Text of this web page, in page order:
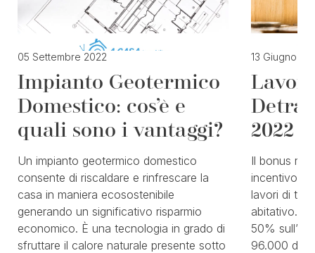
05 Settembre 2022
Impianto Geotermico
Domestico: cos’è e
quali sono i vantaggi?
Un impianto geotermico domestico
consente di riscaldare e rinfrescare la
casa in maniera ecosostenibile
generando un significativo risparmio
economico. È una tecnologia in grado di
sfruttare il calore naturale presente sotto
13 Giugno
Lavori
2022
Il bonus
incentivo
lavori di
abitativo.
50%
96.000 di